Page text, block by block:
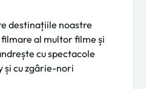
destinațiile noastre
al multor filme și
cu spectacole
și cu zgârie-nori